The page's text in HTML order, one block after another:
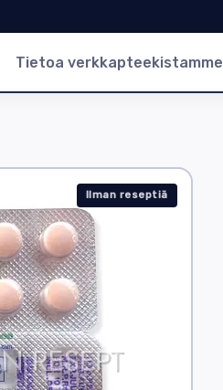
Tietoa verkkapteekistamme
Ilman reseptiä